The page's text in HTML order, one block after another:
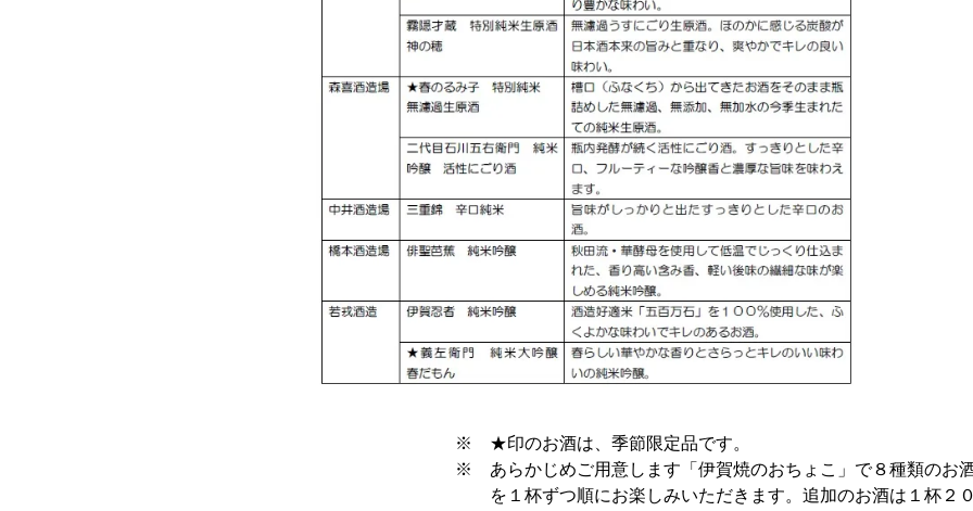
※ ★印のお酒は、季節限定品です。
※ あらかじめご用意します「伊賀焼のおちょこ」で８種類のお
を１杯ずつ順にお楽しみいただきます。追加のお酒は１杯２０